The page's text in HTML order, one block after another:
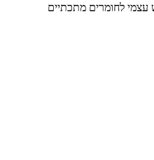
עצמי לחומרים מתכתיים